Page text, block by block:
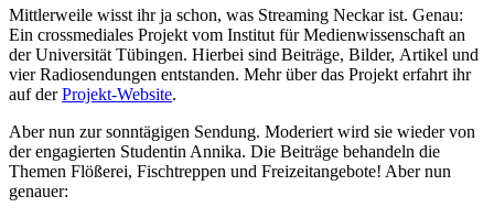
Mittlerweile wisst ihr ja schon, was Streaming Neckar ist. Genau:
Ein crossmediales Projekt vom Institut für Medienwissenschaft an
der Universität Tübingen. Hierbei sind Beiträge, Bilder, Artikel und
vier Radiosendungen entstanden. Mehr über das Projekt erfahrt ihr
auf derProjekt-Website.
Aber nun zur sonntägigen Sendung. Moderiert wird sie wieder von
der engagierten Studentin Annika. Die Beiträge behandeln die
Themen Flößerei, Fischtreppen und Freizeitangebote! Aber nun
genauer: